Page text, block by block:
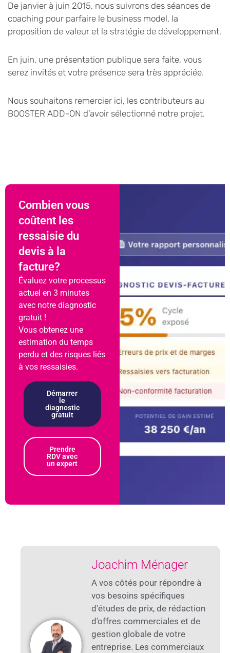
De janvier à juin 2015, nous suivrons des séances de
coaching pour parfaire le business model, la
proposition de valeur et la stratégie de développement.
En juin, une présentation publique sera faite, vous
serez invités et votre présence sera très appréciée.
Nous souhaitons remercier ici, les contributeurs au
BOOSTER ADD-ON d’avoir sélectionné notre projet.
Combien vous
coûtent les
ressaisie du
devis à la
facture?
Évaluez votre processus
actuel en 3 minutes
avec notre diagnostic
gratuit !
Vous obtenez une
estimation du temps
perdu et des risques liés
à vos ressaisies.
Démarrer
le
diagnostic
gratuit
Prendre
RDV avec
un expert
Joachim Ménager
A vos côtés pour répondre à
vos besoins spécifiques
d'études de prix, de rédaction
d'offres commerciales et de
gestion globale de votre
entreprise. Les commerciaux